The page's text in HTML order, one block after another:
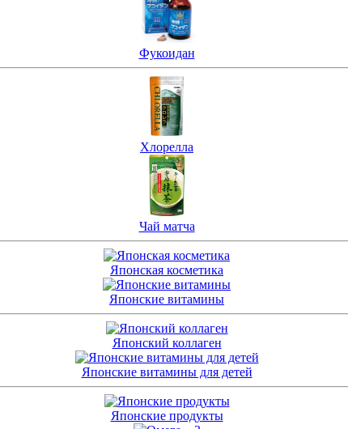
Фукоидан
Хлорелла
Чай матча
Японская косметика
Японские витамины
Японский коллаген
Японские витамины для детей
Японские продукты